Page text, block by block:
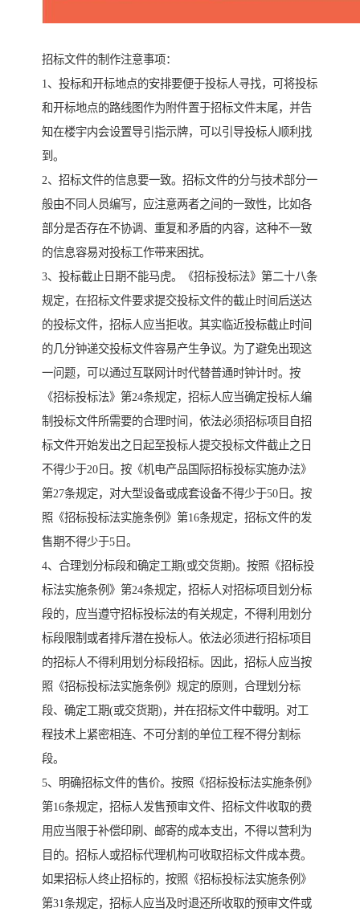
招标文件的制作注意事项：
1、投标和开标地点的安排要便于投标人寻找，可将投标
和开标地点的路线图作为附件置于招标文件末尾，并告
知在楼宇内会设置导引指示牌，可以引导投标人顺利找
到。
2、招标文件的信息要一致。招标文件的分与技术部分一
般由不同人员编写，应注意两者之间的一致性，比如各
部分是否存在不协调、重复和矛盾的内容，这种不一致
的信息容易对投标工作带来困扰。
3、投标截止日期不能马虎。《招标投标法》第二十八条
规定，在招标文件要求提交投标文件的截止时间后送达
的投标文件，招标人应当拒收。其实临近投标截止时间
的几分钟递交投标文件容易产生争议。为了避免出现这
一问题，可以通过互联网计时代替普通时钟计时。按
《招标投标法》第24条规定，招标人应当确定投标人编
制投标文件所需要的合理时间，依法必须招标项目自招
标文件开始发出之日起至投标人提交投标文件截止之日
不得少于20日。按《机电产品国际招标投标实施办法》
第27条规定，对大型设备或成套设备不得少于50日。按
照《招标投标法实施条例》第16条规定，招标文件的发
售期不得少于5日。
4、合理划分标段和确定工期(或交货期)。按照《招标投
标法实施条例》第24条规定，招标人对招标项目划分标
段的，应当遵守招标投标法的有关规定，不得利用划分
标段限制或者排斥潜在投标人。依法必须进行招标项目
的招标人不得利用划分标段招标。因此，招标人应当按
照《招标投标法实施条例》规定的原则，合理划分标
段、确定工期(或交货期)，并在招标文件中载明。对工
程技术上紧密相连、不可分割的单位工程不得分割标
段。
5、明确招标文件的售价。按照《招标投标法实施条例》
第16条规定，招标人发售预审文件、招标文件收取的费
用应当限于补偿印刷、邮寄的成本支出，不得以营利为
目的。招标人或招标代理机构可收取招标文件成本费。
如果招标人终止招标的，按照《招标投标法实施条例》
第31条规定，招标人应当及时退还所收取的预审文件或